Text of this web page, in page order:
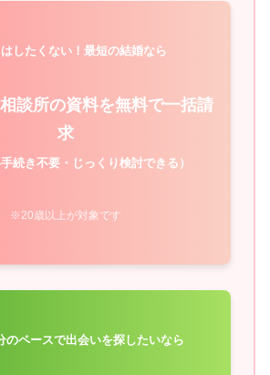
したくない！最短の結婚なら
談所の資料を無料で一括請
求
手続き不要・じっくり検討できる）
※20歳以上が対象です
のペースで出会いを探したいなら